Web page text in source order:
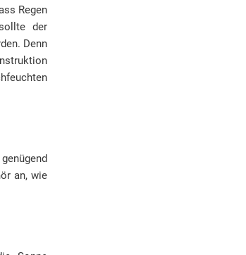
Regen
der
Denn
an, wie